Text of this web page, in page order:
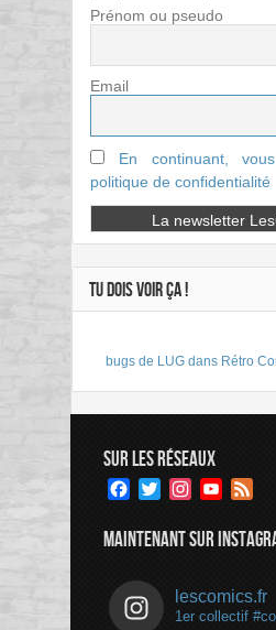
Prénom ou pseudo
Email
En continuant,
politique de confidentialité
TU DOIS VOIR ÇA !
bugs de LUG dans Rétro
SUR LES RÉSEAUX
Facebook
TwitterInstagram
MAINTENANT SUR
lescomics.fr
1er collectif